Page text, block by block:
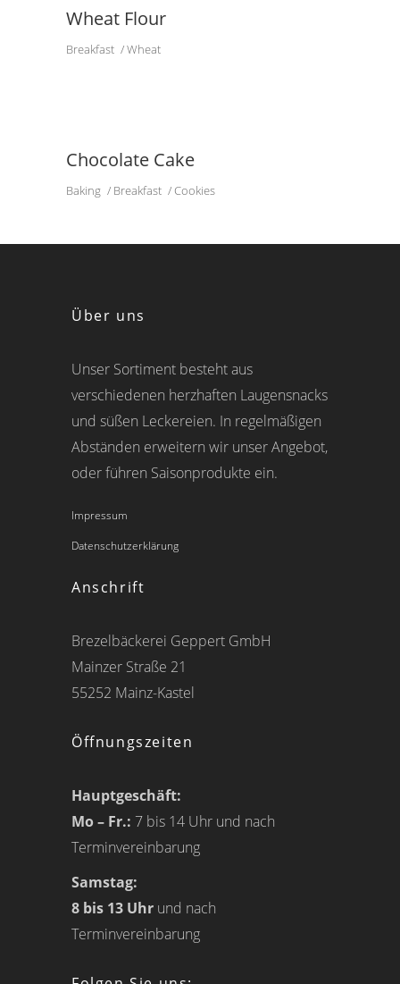
Wheat Flour
Breakfast Wheat
Chocolate Cake
Baking Breakfast Cookies
Über uns
Unser Sortiment besteht aus
verschiedenen herzhaften Laugensnacks
und süßen Leckereien. In regelmäßigen
Abständen erweitern wir unser Angebot,
oder führen Saisonprodukte ein.
Impressum
Datenschutzerklärung
Anschrift
Brezelbäckerei Geppert GmbH
Mainzer Straße 21
55252 Mainz-Kastel
Öffnungszeiten
Hauptgeschäft:
Mo – Fr.: 7 bis 14 Uhr und nach
Terminvereinbarung
Samstag:
8 bis 13 Uhr und nach
Terminvereinbarung